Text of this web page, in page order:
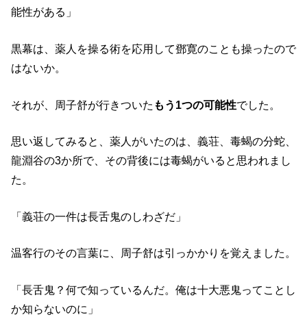
能性がある」
黒幕は、薬人を操る術を応用して鄧寛のことも操ったので
はないか。
それが、周子舒が行きついた もう1つの可能性でした。
思い返してみると、薬人がいたのは、義荘、毒蝎の分蛇、
龍淵谷の3か所で、その背後には毒蝎がいると思われまし
た。
「義荘の一件は長舌鬼のしわざだ」
温客行のその言葉に、周子舒は引っかかりを覚えました。
「長舌鬼？何で知っているんだ。俺は十大悪鬼ってことし
か知らないのに」